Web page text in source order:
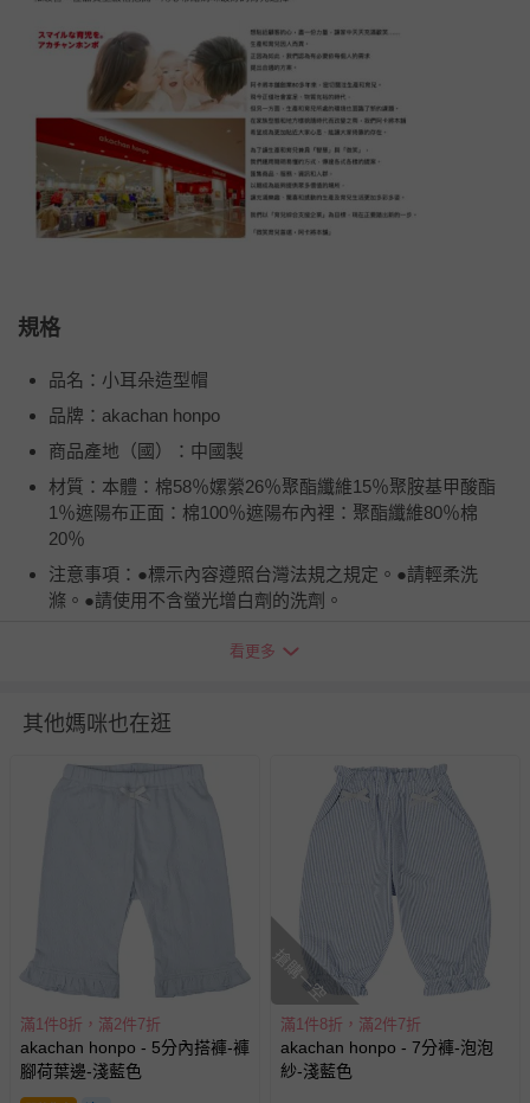
規格
品名：小耳朵造型帽
品牌：akachan honpo
商品產地（國）：中國製
材質：本體：棉58％嫘縈26％聚酯纖維15％聚胺基甲酸酯
1％遮陽布正面：棉100％遮陽布內裡：聚酯纖維80％棉
20％
注意事項：●標示內容遵照台灣法規之規定。●請輕柔洗
滌。●請使用不含螢光增白劑的洗劑。
包含完整包裝、配件、說明文件及贈品等。
如需退換貨，請於收到商品7天（含例假日內提出），如為
瑕疵退換貨所產生的運費，將由媽咪愛負責處理，若非瑕疵
退貨，您可至『查詢訂單』>『已出貨』中查詢該筆訂單，
並點選『我要退貨』即可進行申請。若有相關退貨問題，請
我們將依序為您處理
與服務，謝謝。
針對滿件折/滿額贈…等活動，如因部份退貨，而該訂單保
留商品未達活動門檻，將以原價計算，活動贈品亦需一併退
回。
部分商品依據消費者保護法的規定，不適用七天鑑賞期/猶
看更多
其他媽咪也在逛
滿1件8折，滿2件7折
akachan honpo - 5分內搭褲-褲
腳荷葉邊-淺藍色
搶購一空
滿1件8折，滿2件7折
akachan honpo - 7分褲-泡泡
紗-淺藍色